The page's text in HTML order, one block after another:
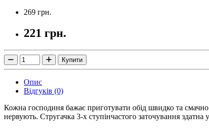
269 грн.
221 грн.
Купити
Опис
Відгуків (0)
Кожна господиня бажає приготувати обід швидко та
нервують. Стругачка 3-х ступінчастого заточування